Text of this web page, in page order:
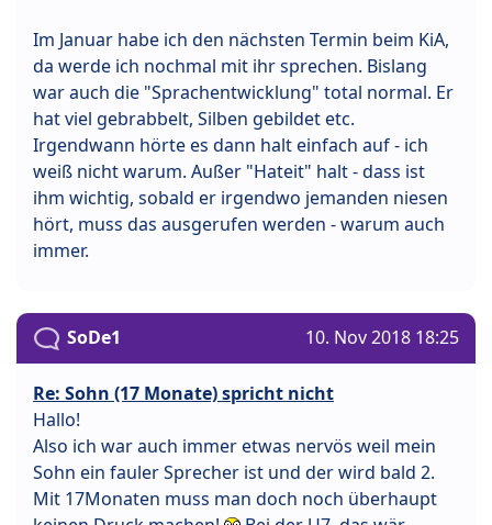
Im Januar habe ich den nächsten Termin beim KiA,
da werde ich nochmal mit ihr sprechen. Bislang
war auch die "Sprachentwicklung" total normal. Er
hat viel gebrabbelt, Silben gebildet etc.
Irgendwann hörte es dann halt einfach auf - ich
weiß nicht warum. Außer "Hateit" halt - dass ist
ihm wichtig, sobald er irgendwo jemanden niesen
hört, muss das ausgerufen werden - warum auch
immer.
SoDe1 10. Nov 2018 18:25
Re: Sohn (17 Monate) spricht nicht
Hallo!
Also ich war auch immer etwas nervös weil mein
Sohn ein fauler Sprecher ist und der wird bald 2.
Mit 17Monaten muss man doch noch überhaupt